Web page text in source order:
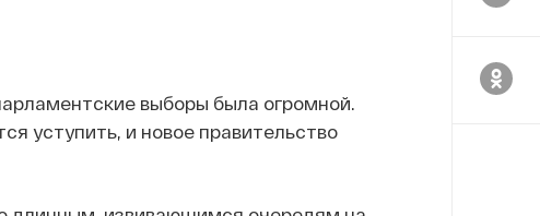
выборы была огромной.
уступить, и новое правительство